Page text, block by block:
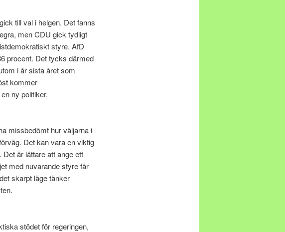
till val i helgen. Det fanns
men CDU gick tydligt
styre. AfD
procent. Det tycks därmed
i år sista året som
kommer
ny politiker.
missbedömt hur väljarna i
Det kan vara en viktig
är lättare att ange ett
med nuvarande styre får
skarpt läge tänker
stödet för regeringen,